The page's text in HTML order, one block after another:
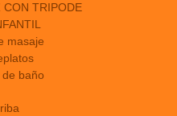
TRIPODE
masaje
baño